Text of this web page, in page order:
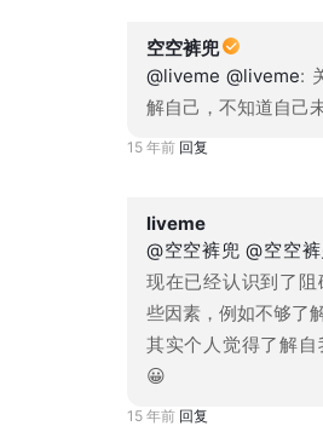
空空裤兜
@liveme @liveme:
解自己，不知道自己
15 年前 回复
liveme
@空空裤兜 @空空
现在已经认识到了
些因素，例如不够了
其实个人觉得了解
😀
15 年前 回复